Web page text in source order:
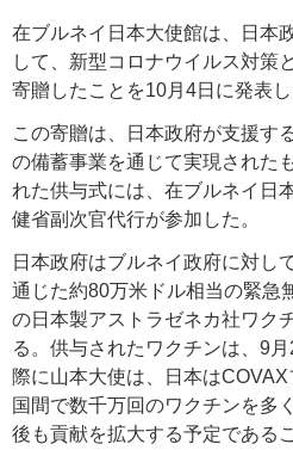
在ブルネイ日本大使館は、日本
して、新型コロナウイルス対策
寄贈したことを10月4日に発表し
この寄贈は、日本政府が支援す
の備蓄事業を通じて実現された
れた供与式には、在ブルネイ日
健省副次官代行が参加した。
日本政府はブルネイ政府に対し
通じた約80万米ドル相当の緊急
の日本製アストラゼネカ社ワク
る。供与されたワクチンは、9
際に山本大使は、日本は
国間で数千万回のワクチンを多
後も貢献を拡大する予定である